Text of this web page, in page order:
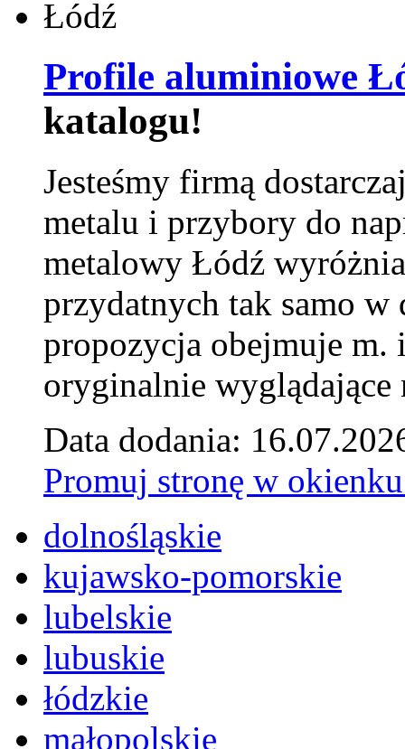
Profile aluminiowe
katalogu!
Jesteśmy firmą
metalu i przybory do
metalowy Łódź
przydatnych tak samo w
propozycja obejmuje m.
oryginalnie wyglądające
Data dodania:
Promuj stronę w
dolnośląskie
kujawsko-pomorskie
lubelskie
lubuskie
łódzkie
małopolskie